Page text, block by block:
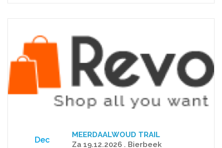
Dec
MEERDAALWOUD TRAIL
Za 19.12.2026 . Bierbeek